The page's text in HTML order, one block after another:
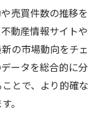
を理解する
ト
最適化する
売買件数の推移を
動産情報サイトや
の市場動向をチェ
ータを総合的に分
とで、より的確な
。